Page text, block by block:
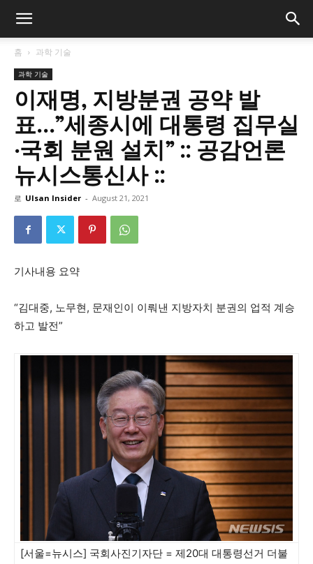
홈 과학 기술
과학 기술
이재명, 지방분권 공약 발
표…”세종시에 대통령 집무실
·국회 분원 설치” :: 공감언론
뉴시스통신사 ::
로 Ulsan Insider - August 21, 2021
기사내용 요약
“김대중, 노무현, 문재인이 이뤄낸 지방자치 분권의 업적 계승
하고 발전”
[서울=뉴시스] 국회사진기자단 = 제20대 대통령선거 더불